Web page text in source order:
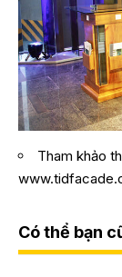
Tham khảo
Có thể bạn